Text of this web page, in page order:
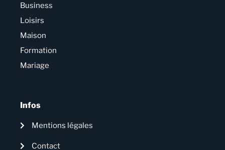
Business
Loisirs
Maison
Formation
Mariage
Infos
Mentions légales
Contact